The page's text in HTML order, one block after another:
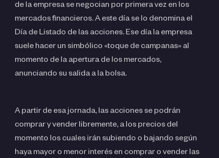
de la empresa se negocian por primera vez en los
mercados financieros. A este día se lo denomina el
Día de Listado de las acciones. Ese día la empresa
suele hacer un simbólico «toque de campanas» al
momento de la apertura de los mercados,
anunciando su salida a la bolsa.
A partir de esa jornada, las acciones se podrán
comprar y vender libremente, a los precios del
momento los cuales irán subiendo o bajando según
haya mayor o menor interés en comprar o vender las